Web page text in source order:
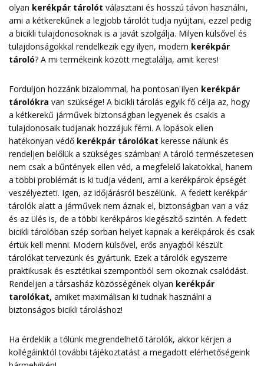
olyan kerékpár tárolót választani és hosszú távon használni,
ami a kétkerekűnek a legjobb tárolót tudja nyújtani, ezzel pedig
a bicikli tulajdonosoknak is a javát szolgálja. Milyen külsővel és
tulajdonságokkal rendelkezik egy ilyen, modern kerékpár
tároló? A mi termékeink között megtalálja, amit keres!
Forduljon hozzánk bizalommal, ha pontosan ilyen kerékpár
tárolókra van szüksége! A bicikli tárolás egyik fő célja az, hogy
a kétkerekű járművek biztonságban legyenek és csakis a
tulajdonosaik tudjanak hozzájuk férni. A lopások ellen
hatékonyan védő kerékpár tárolókat keresse nálunk és
rendeljen belőlük a szükséges számban! A tároló természetesen
nem csak a bűntények ellen véd, a megfelelő lakatokkal, hanem
a többi problémát is ki tudja védeni, ami a kerékpárok épségét
veszélyezteti. Igen, az időjárásról beszélünk. A fedett kerékpár
tárolók alatt a járművek nem áznak el, biztonságban van a váz
és az ülés is, de a többi kerékpáros kiegészítő szintén. A fedett
bicikli tárolóban szép sorban helyet kapnak a kerékpárok és csak
értük kell menni. Modern külsővel, erős anyagból készült
tárolókat tervezünk és gyártunk. Ezek a tárolók egyszerre
praktikusak és esztétikai szempontból sem okoznak csalódást.
Rendeljen a társasház közösségének olyan kerékpár
tarolókat, amiket maximálisan ki tudnak használni a
biztonságos bicikli tároláshoz!
Ha érdeklik a tőlünk megrendelhető tárolók, akkor kérjen a
kollégáinktól további tájékoztatást a megadott elérhetőségeink